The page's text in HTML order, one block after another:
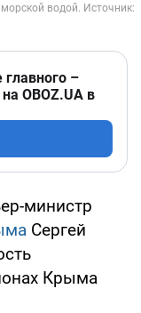
–
OBOZ.UA в
министр
Сергей
Крыма